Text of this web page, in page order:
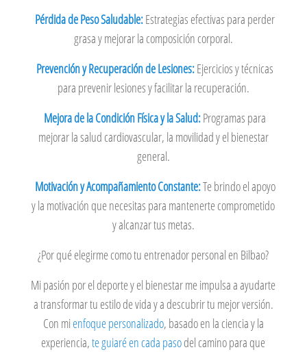
Pérdida de Peso Saludable:Estrategias efectivas para perder
grasa y mejorar la composición corporal.
Prevención y Recuperación de Lesiones:Ejercicios y técnicas
para prevenir lesiones y facilitar la recuperación.
Mejora de la Condición Física y la Salud:Programas para
mejorar la salud cardiovascular, la movilidad y el bienestar
general.
Motivación y Acompañamiento Constante:Te brindo el apoyo
y la motivación que necesitas para mantenerte comprometido
y alcanzar tus metas.
¿Por qué elegirme como tu entrenador personal en Bilbao?
Mi pasión por el deporte y el bienestar me impulsa a ayudarte
a transformar tu estilo de vida y a descubrir tu mejor versión.
Con mienfoque personalizado, basado en la ciencia y la
experiencia,te guiaré en cada pasodel camino para que